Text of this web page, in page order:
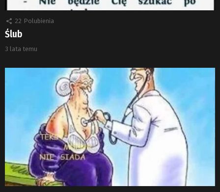
22 Polubienia
Ślub
3 lata temu